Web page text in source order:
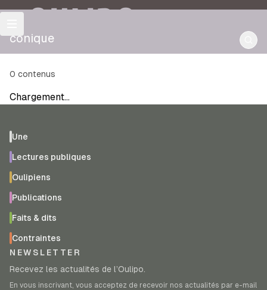
OULIPO
conique
0 contenus
Chargement…
Une
Lectures publiques
Oulipiens
Publications
Faits & dits
Contraintes
NEWSLETTER
Recevez les actualités de l’Oulipo.
En vous inscrivant, vous acceptez de recevoir nos actualités par e-mail